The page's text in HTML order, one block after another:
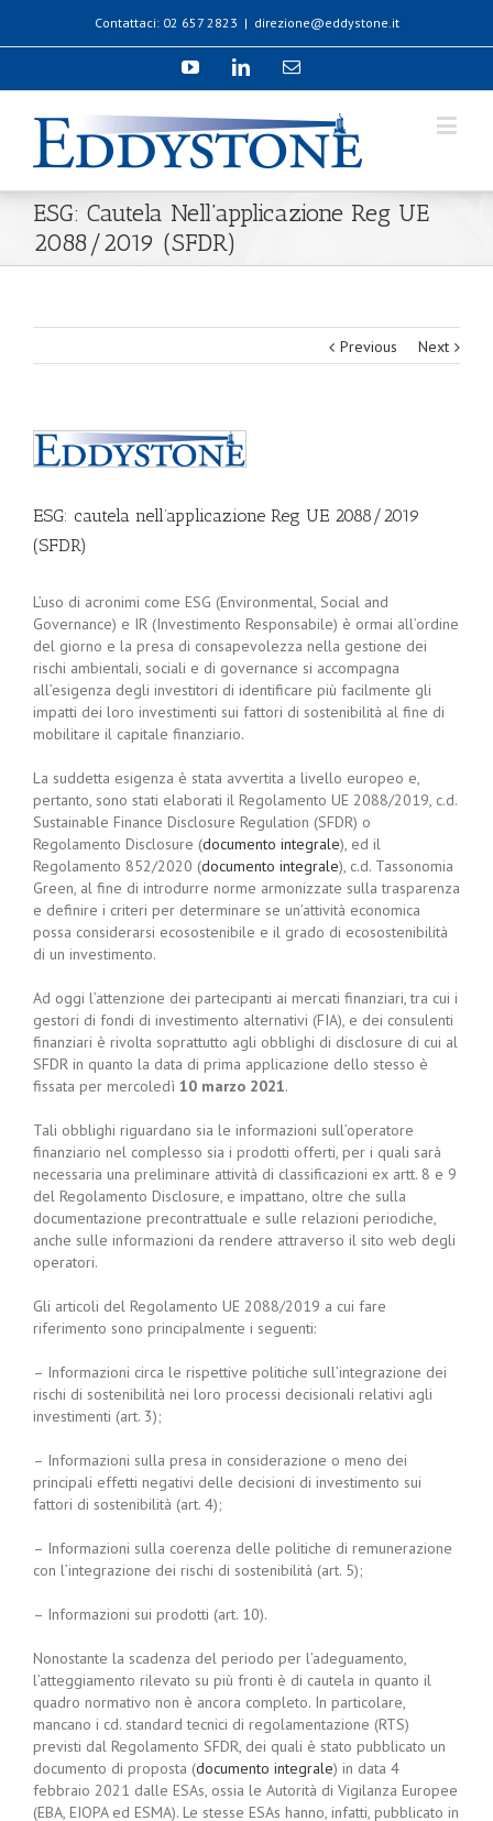
Contattaci: 02 657 2823 | direzione@eddystone.it
ESG: Cautela Nell’applicazione Reg UE
2088/2019 (SFDR)
Previous Next
ESG: cautela nell’applicazione Reg UE 2088/2019
(SFDR)
L’uso di acronimi come ESG (Environmental, Social and
Governance) e IR (Investimento Responsabile) è ormai all’ordine
del giorno e la presa di consapevolezza nella gestione dei
rischi ambientali, sociali e di governance si accompagna
all’esigenza degli investitori di identificare più facilmente gli
impatti dei loro investimenti sui fattori di sostenibilità al fine di
mobilitare il capitale finanziario.
La suddetta esigenza è stata avvertita a livello europeo e,
pertanto, sono stati elaborati il Regolamento UE 2088/2019, c.d.
Sustainable Finance Disclosure Regulation (SFDR) o
Regolamento Disclosure (documento integrale), ed il
Regolamento 852/2020 (documento integrale), c.d. Tassonomia
Green, al fine di introdurre norme armonizzate sulla trasparenza
e definire i criteri per determinare se un’attività economica
possa considerarsi ecosostenibile e il grado di ecosostenibilità
di un investimento.
Ad oggi l’attenzione dei partecipanti ai mercati finanziari, tra cui i
gestori di fondi di investimento alternativi (FIA), e dei consulenti
finanziari è rivolta soprattutto agli obblighi di disclosure di cui al
SFDR in quanto la data di prima applicazione dello stesso è
fissata per mercoledì 10 marzo 2021.
Tali obblighi riguardano sia le informazioni sull’operatore
finanziario nel complesso sia i prodotti offerti, per i quali sarà
necessaria una preliminare attività di classificazioni ex artt. 8 e 9
del Regolamento Disclosure, e impattano, oltre che sulla
documentazione precontrattuale e sulle relazioni periodiche,
anche sulle informazioni da rendere attraverso il sito web degli
operatori.
Gli articoli del Regolamento UE 2088/2019 a cui fare
riferimento sono principalmente i seguenti:
– Informazioni circa le rispettive politiche sull’integrazione dei
rischi di sostenibilità nei loro processi decisionali relativi agli
investimenti (art. 3);
– Informazioni sulla presa in considerazione o meno dei
principali effetti negativi delle decisioni di investimento sui
fattori di sostenibilità (art. 4);
– Informazioni sulla coerenza delle politiche di remunerazione
con l’integrazione dei rischi di sostenibilità (art. 5);
– Informazioni sui prodotti (art. 10).
Nonostante la scadenza del periodo per l’adeguamento,
l’atteggiamento rilevato su più fronti è di cautela in quanto il
quadro normativo non è ancora completo. In particolare,
mancano i cd. standard tecnici di regolamentazione (RTS)
previsti dal Regolamento SFDR, dei quali è stato pubblicato un
documento di proposta (documento integrale) in data 4
febbraio 2021 dalle ESAs, ossia le Autorità di Vigilanza Europee
(EBA, EIOPA ed ESMA). Le stesse ESAs hanno, infatti, pubblicato in